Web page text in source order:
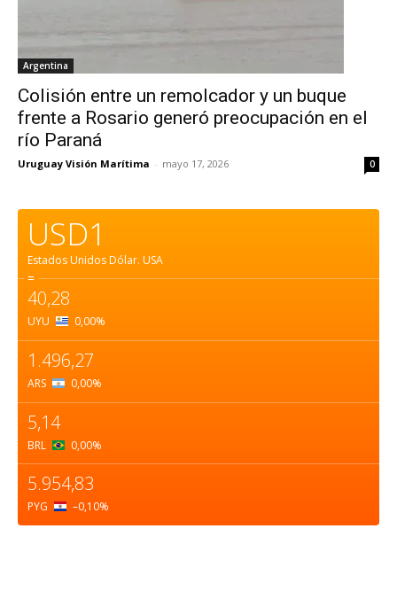
Argentina
Colisión entre un remolcador y un buque
frente a Rosario generó preocupación en el
río Paraná
Uruguay Visión Marítima - mayo 17, 2026 0
USD1
Estados Unidos Dólar. USA
=
40,28
UYU 0,00%
1.496,27
ARS 0,00%
5,14
BRL 0,00%
5.954,83
PYG –0,10%